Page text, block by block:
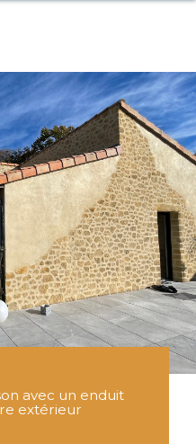
avec un enduit
extérieur